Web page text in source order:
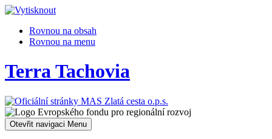
Rovnou na obsah
Rovnou na menu
Terra Tachovia
Otevřit navigaci Menu